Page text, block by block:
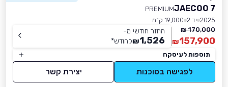
JAECOO 7
PREMIUM
2025 יד 2
19,000 ק״מ
170,000 ₪
157,900
₪
החזר חודשי מ-
1,526
₪לחודש*
תוספות לעיסקה
לפגישה בסוכנות יצירת קשר